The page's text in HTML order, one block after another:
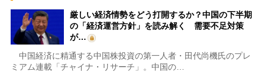
厳しい経済情勢をどう打開するか？中国の下半期
の「経済運営方針」を読み解く 需要不足対策
が…
中国経済に精通する中国株投資の第一人者・田代尚機氏のプレ
ミアム連載「チャイナ・リサーチ」。中国の…